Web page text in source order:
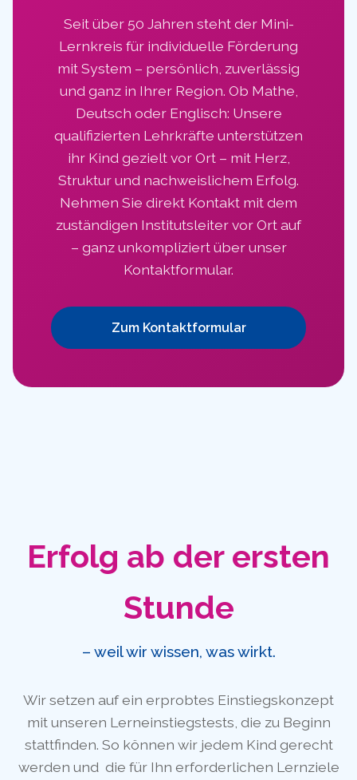
Seit über 50 Jahren steht der Mini-
Lernkreis für individuelle Förderung
mit System – persönlich, zuverlässig
und ganz in Ihrer Region. Ob Mathe,
Deutsch oder Englisch: Unsere
qualifizierten Lehrkräfte unterstützen
ihr Kind gezielt vor Ort – mit Herz,
Struktur und nachweislichem Erfolg.
Nehmen Sie direkt Kontakt mit dem
zuständigen Institutsleiter vor Ort auf
– ganz unkompliziert über unser
Kontaktformular.
Zum Kontaktformular
Erfolg ab der ersten
Stunde
– weil wir wissen, was wirkt.
Wir setzen auf ein erprobtes Einstiegskonzept
mit unseren Lerneinstiegstests, die zu Beginn
stattfinden. So können wir jedem Kind gerecht
werden und die für Ihn erforderlichen Lernziele